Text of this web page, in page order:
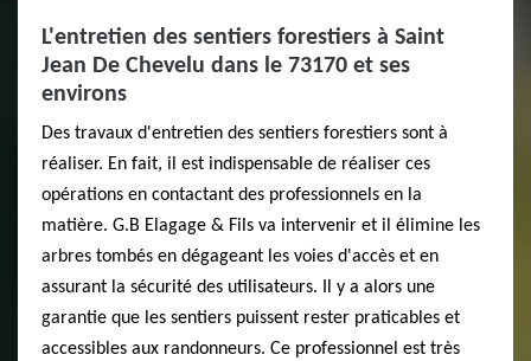
L'entretien des sentiers forestiers à Saint
Jean De Chevelu dans le 73170 et ses
environs
Des travaux d'entretien des sentiers forestiers sont à
réaliser. En fait, il est indispensable de réaliser ces
opérations en contactant des professionnels en la
matière. G.B Elagage & Fils va intervenir et il élimine les
arbres tombés en dégageant les voies d'accès et en
assurant la sécurité des utilisateurs. Il y a alors une
garantie que les sentiers puissent rester praticables et
accessibles aux randonneurs. Ce professionnel est très